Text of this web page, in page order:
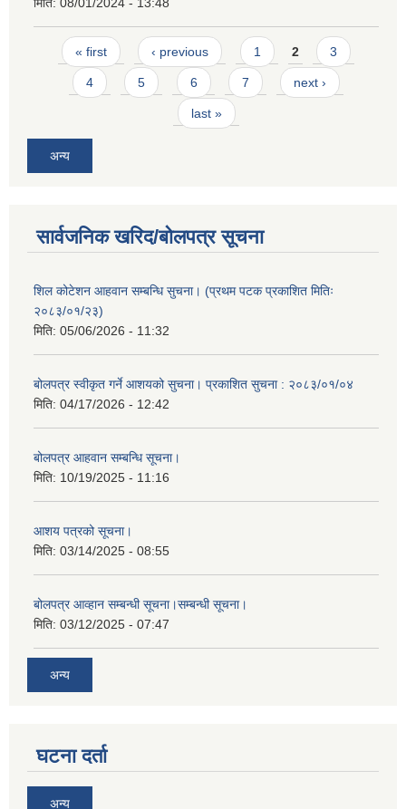
Pages
« first ‹ previous 1 2 3
4 5 6 7 next ›
last »
अन्य
सार्वजनिक खरिद/बोलपत्र सूचना
शिल कोटेशन आहवान सम्बन्धि सुचना। (प्रथम पटक प्रकाशित मितिः
२०८३/०१/२३)
मिति: 05/06/2026 - 11:32
बोलपत्र स्वीकृत गर्ने आशयको सुचना। प्रकाशित सुचना : २०८३/०१/०४
मिति: 04/17/2026 - 12:42
बोलपत्र आहवान सम्बन्धि सूचना।
मिति: 10/19/2025 - 11:16
आशय पत्रको सूचना।
मिति: 03/14/2025 - 08:55
बोलपत्र आव्हान सम्बन्धी सूचना।सम्बन्धी सूचना।
मिति: 03/12/2025 - 07:47
अन्य
घटना दर्ता
अन्य